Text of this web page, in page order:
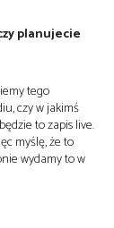
planujecie
tego
czy w jakimś
to zapis live.
myślę, że to
wydamy to w